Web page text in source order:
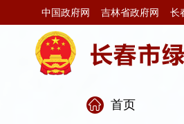
中国政府网 吉林省政府网 长
首页